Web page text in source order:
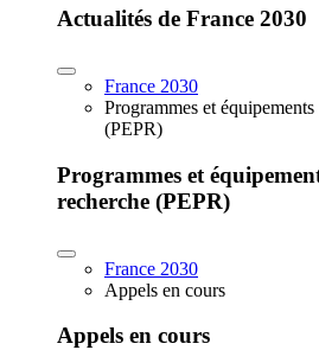
Actualités de France 2030
France 2030
Programmes et
(PEPR)
Programmes et
recherche (PEPR)
France 2030
Appels en cours
Appels en cours